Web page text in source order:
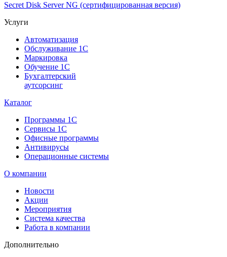
Secret Disk Server NG (сертифицированная версия)
Услуги
Автоматизация
Обслуживание 1С
Маркировка
Обучение 1С
Бухгалтерский
аутсорсинг
Каталог
Программы 1С
Сервисы 1С
Офисные программы
Антивирусы
Операционные системы
О компании
Новости
Акции
Мероприятия
Система качества
Работа в компании
Дополнительно